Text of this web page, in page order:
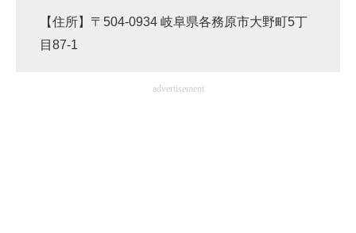
【住所】〒504-0934 岐阜県各務原市大野町5丁
目87-1
advertisement